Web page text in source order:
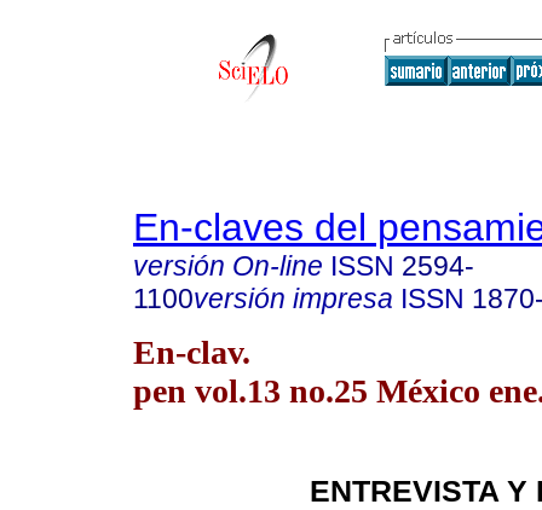
En-claves del
versión On-line ISSN 2594-
1100versión impresa ISSN
En-clav.
pen vol.13 no.25 México
ENTREVISTA Y